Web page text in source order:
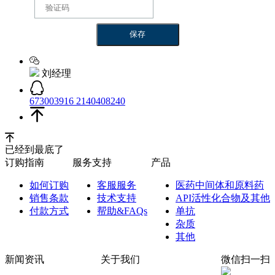
刘经理
673003916 2140408240
已经到最底了
订购指南
如何订购
销售条款
付款方式
服务支持
客服服务
技术支持
帮助&FAQs
产品
医药中间体和原料药
API活性化合物及其他
单抗
杂质
其他
新闻资讯 关于我们 微信扫一扫